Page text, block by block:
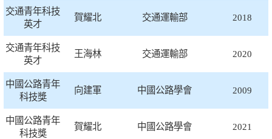
交通青年科技
英才
賀耀北 交通運輸部 2018
交通青年科技
英才
王海林 交通運輸部 2020
中國公路青年
科技獎
向建軍 中國公路學會 2009
中國公路青年
科技獎
賀耀北 中國公路學會 2021